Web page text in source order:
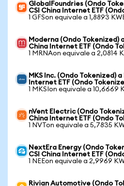
GlobalFoundries (Ondo
CSI China Internet ETF
1 GFSon equivale a 1,8893
Moderna (Ondo Tokenized)
China Internet ETF (Ondo
1 MRNAon equivale a 2,0814
MKS Inc. (Ondo Tokenized)
Internet ETF (Ondo
1 MKSIon equivale a 10,6669
nVent Electric (Ondo
China Internet ETF (Ondo
1 NVTon equivale a 5,7835
NextEra Energy (Ondo
CSI China Internet ETF
1 NEEon equivale a 2,9969
Rivian Automotive (Ondo